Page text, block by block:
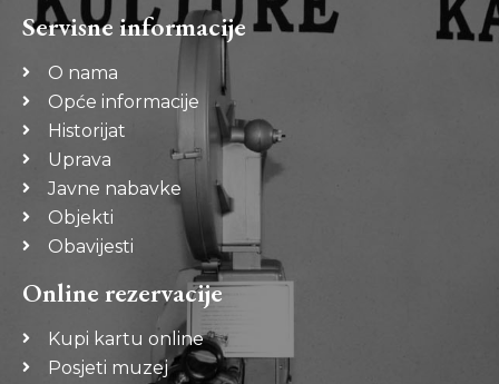
Servisne informacije
O nama
Opće informacije
Historijat
Uprava
Javne nabavke
Objekti
Obavijesti
Online rezervacije
Kupi kartu online
Posjeti muzej